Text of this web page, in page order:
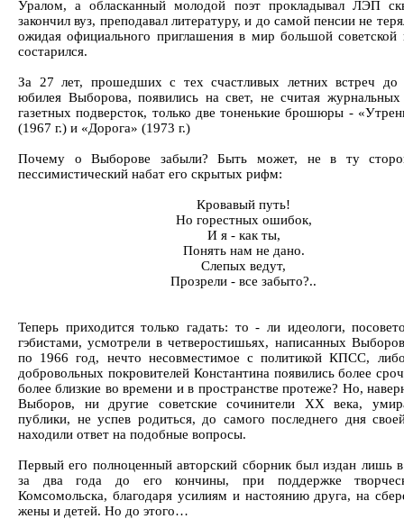
Уралом, а обласканный молодой поэт прокладывал ЛЭП
закончил вуз, преподавал литературу, и до самой пенсии не
ожидая официального приглашения в мир большой советской
состарился.
За 27 лет, прошедших с тех счастливых летних встреч до
юбилея Выборова, появились на свет, не считая
газетных подверсток, только две тоненькие брошюры -
(1967 г.) и «Дорога» (1973 г.)
Почему о Выборове забыли? Быть может, не в ту
пессимистический набат его скрытых рифм:
Кровавый путь!
Но горестных ошибок,
И я - как ты,
Понять нам не дано.
Слепых ведут,
Прозрели - все забыто?..
Теперь приходится только гадать: то - ли идеологи,
гэбистами, усмотрели в четверостишьях, написанных
по 1966 год, нечто несовместимое с политикой КПСС,
добровольных покровителей Константина появились более
более близкие во времени и в пространстве протеже? Но,
Выборов, ни другие советские сочинители ХХ века,
публики, не успев родиться, до самого последнего дня
находили ответ на подобные вопросы.
Первый его полноценный авторский сборник был издан лишь
за два года до его кончины, при поддержке
Комсомольска, благодаря усилиям и настоянию друга, на
жены и детей. Но до этого…